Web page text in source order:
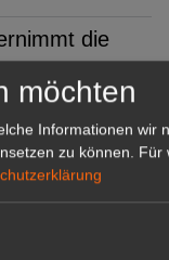
die
Netzwerke
für
möchten
Informationen wir
zu können.
Für